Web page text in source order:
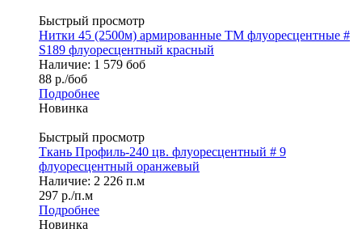
Быстрый просмотр
Нитки 45 (2500м) армированные ТМ флуоресцентные #
S189 флуоресцентный красный
Наличие: 1 579 боб
88 р./боб
Подробнее
Новинка
Быстрый просмотр
Ткань Профиль-240 цв. флуоресцентный # 9
флуоресцентный оранжевый
Наличие: 2 226 п.м
297 р./п.м
Подробнее
Новинка